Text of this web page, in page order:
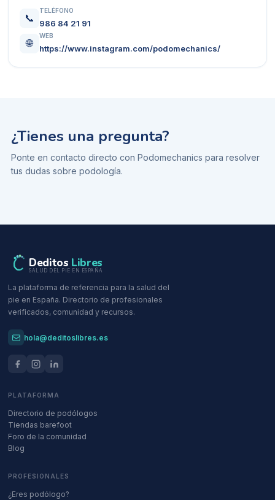
📞
TELÉFONO
986 84 21 91
🌐
WEB
https://www.instagram.com/podomechanics/
¿Tienes una pregunta?
Ponte en contacto directo con Podomechanics para resolver
tus dudas sobre podología.
Deditos Libres
SALUD DEL PIE EN ESPAÑA
La plataforma de referencia para la salud del
pie en España. Directorio de profesionales
verificados, comunidad y recursos.
hola@deditoslibres.es
PLATAFORMA
Directorio de podólogos
Tiendas barefoot
Foro de la comunidad
Blog
PROFESIONALES
¿Eres podólogo?